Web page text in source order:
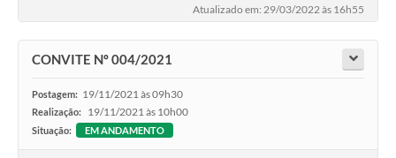
Atualizado em: 29/03/2022 às 16h55
CONVITE Nº 004/2021
Postagem: 19/11/2021 às 09h30
Realização: 19/11/2021 às 10h00
Situação: EM ANDAMENTO